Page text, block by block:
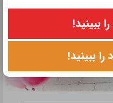
ببینید!
ببینید!